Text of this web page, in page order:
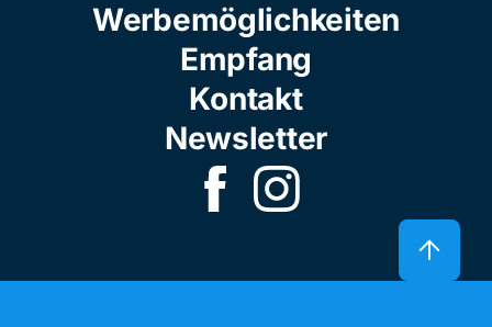
Werbemöglichkeiten
Empfang
Kontakt
Newsletter